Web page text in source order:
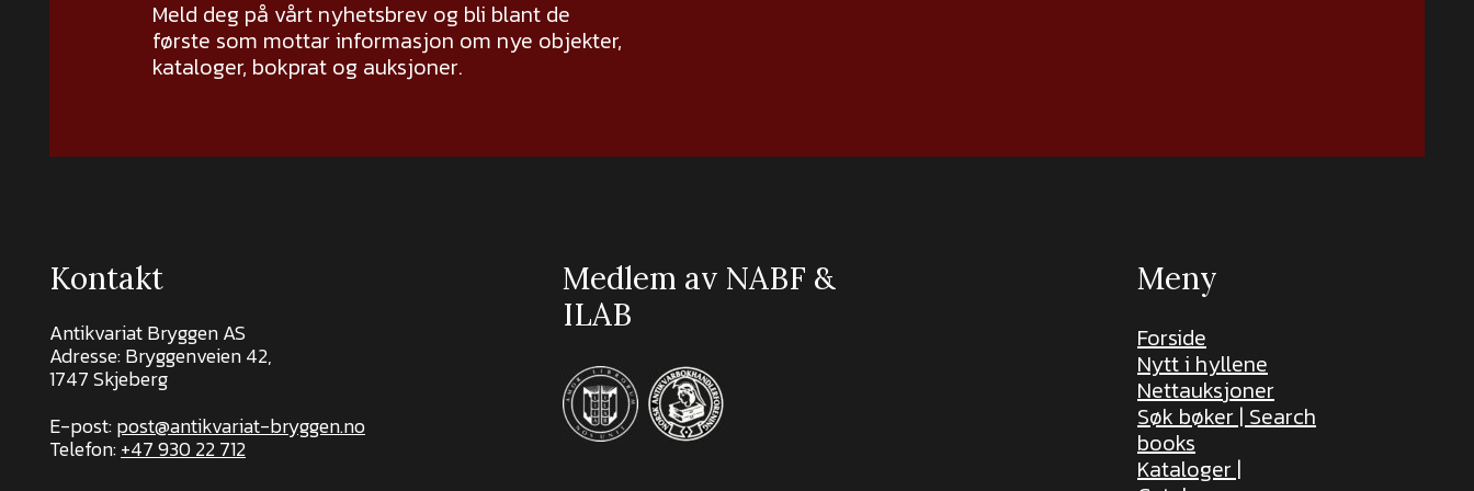
Meld deg på vårt nyhetsbrev og bli blant de
første som mottar informasjon om nye objekter,
kataloger, bokprat og auksjoner.
Kontakt
Antikvariat Bryggen AS
Adresse: Bryggenveien 42,
1747 Skjeberg
E-post:post@antikvariat-bryggen.no
Telefon:+47 930 22 712
Medlem av NABF &
ILAB
Meny
Forside
Nytt i hyllene
Nettauksjoner
Søk bøker | Search
books
Kataloger |